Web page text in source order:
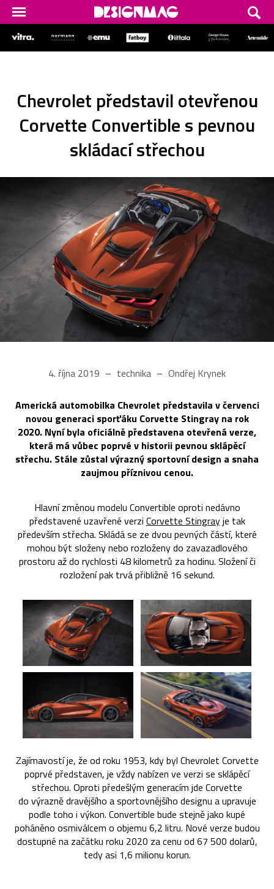
Chevrolet představil otevřenou
Corvette Convertible s pevnou
skládací střechou
4. října 2019 technika Ondřej Krynek
Americká automobilka Chevrolet představila v červenci
novou generaci sporťáku Corvette Stingray na rok
2020. Nyní byla oficiálně představena otevřená verze,
která má vůbec poprvé v historii pevnou sklápěcí
střechu. Stále zůstal výrazný sportovní design a snaha
zaujmou příznivou cenou.
Hlavní změnou modelu Convertible oproti nedávno
představené uzavřené verzi Corvette Stingrayje tak
především střecha. Skládá se ze dvou pevných částí, které
mohou být složeny nebo rozloženy do zavazadlového
prostoru až do rychlosti 48 kilometrů za hodinu. Složení či
rozložení pak trvá přibližně 16 sekund.
Zajímavostí je, že od roku 1953, kdy byl Chevrolet Corvette
poprvé představen, je vždy nabízen ve verzi se sklápěcí
střechou. Oproti předešlým generacím jde Corvette
do výrazně dravějšího a sportovnějšího designu a upravuje
podle toho i výkon. Convertible bude stejně jako kupé
poháněno osmiválcem o objemu 6,2 litru. Nové verze budou
dostupné na začátku roku 2020 za cenu od 67 500 dolarů,
tedy asi 1,6 milionu korun.